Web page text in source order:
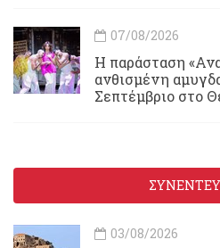
07/08/2026
Η παράσταση
ανθισμένη
Σεπτέμβριο στο
03/08/2026